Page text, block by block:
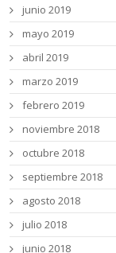
junio 2019
mayo 2019
abril 2019
marzo 2019
febrero 2019
noviembre 2018
octubre 2018
septiembre 2018
agosto 2018
julio 2018
junio 2018